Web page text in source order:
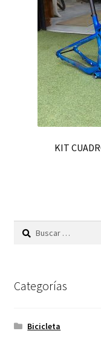
KIT
Buscar:
Categorías
Bicicleta